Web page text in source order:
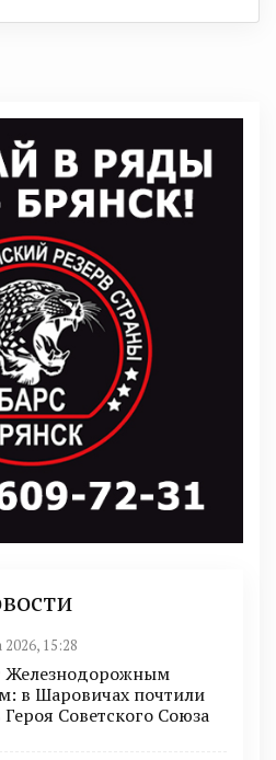
2026, 15:28
Железнодорожным
в Шаровичах почтили
Советского Союза